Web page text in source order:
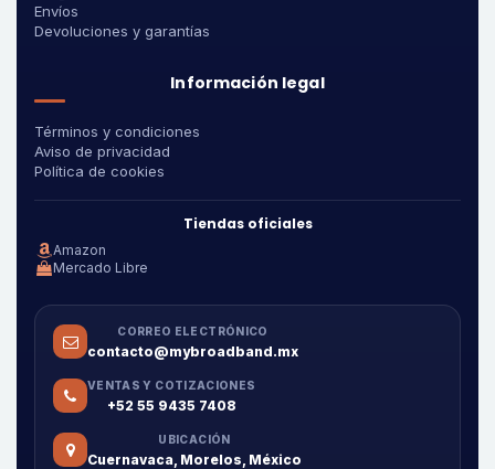
Envíos
Devoluciones y garantías
Información legal
Términos y condiciones
Aviso de privacidad
Política de cookies
Tiendas oficiales
Amazon
Mercado Libre
CORREO ELECTRÓNICO
contacto@mybroadband.mx
VENTAS Y COTIZACIONES
+52 55 9435 7408
UBICACIÓN
Cuernavaca, Morelos, México